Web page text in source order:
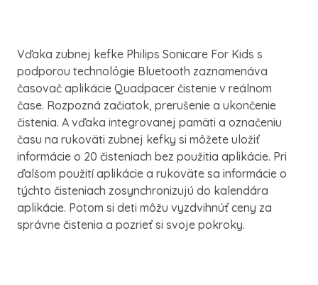
Vďaka zubnej kefke Philips Sonicare For Kids s
podporou technológie Bluetooth zaznamenáva
časovač aplikácie Quadpacer čistenie v reálnom
čase. Rozpozná začiatok, prerušenie a ukončenie
čistenia. A vďaka integrovanej pamäti a označeniu
času na rukoväti zubnej kefky si môžete uložiť
informácie o 20 čisteniach bez použitia aplikácie. Pri
ďalšom použití aplikácie a rukoväte sa informácie o
týchto čisteniach zosynchronizujú do kalendára
aplikácie. Potom si deti môžu vyzdvihnúť ceny za
správne čistenia a pozrieť si svoje pokroky.